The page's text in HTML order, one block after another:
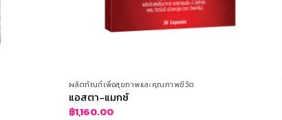
ผลิตภัณฑ์เพื่อสุขภาพและคุณภาพชีวิต
แอสตา-แมกซ์
฿1,160.00